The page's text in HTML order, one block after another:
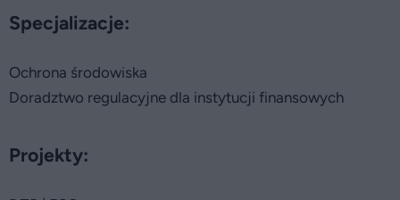
Specjalizacje:
Ochrona środowiska
Doradztwo regulacyjne dla instytucji finansowych
Projekty: